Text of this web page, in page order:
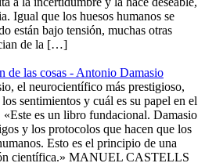
Igual que los huesos humanos se
están bajo tensión, muchas otras
de la […]
de las cosas - Antonio Damasio
el neurocientífico más prestigioso,
sentimientos y cuál es su papel en el
es un libro fundacional. Damasio
y los protocolos que hacen que los
Esto es el principio de una
científica.» MANUEL CASTELLS